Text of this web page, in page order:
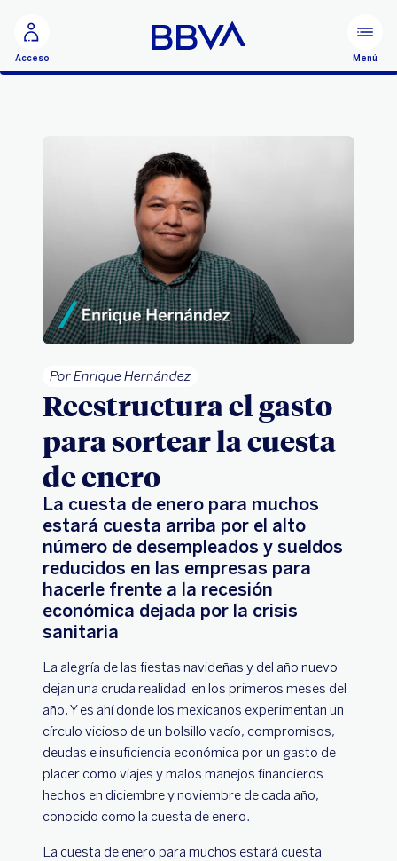
Acceso Menú
Por Enrique Hernández
Reestructura el gasto
para sortear la cuesta
de enero
La cuesta de enero para muchos
estará cuesta arriba por el alto
número de desempleados y sueldos
reducidos en las empresas para
hacerle frente a la recesión
económica dejada por la crisis
sanitaria
La alegría de las fiestas navideñas y del año nuevo
dejan una cruda realidad en los primeros meses del
año. Y es ahí donde los mexicanos experimentan un
círculo vicioso de un bolsillo vacío, compromisos,
deudas e insuficiencia económica por un gasto de
placer como viajes y malos manejos financieros
hechos en diciembre y noviembre de cada año,
conocido como la cuesta de enero.
La cuesta de enero para muchos estará cuesta